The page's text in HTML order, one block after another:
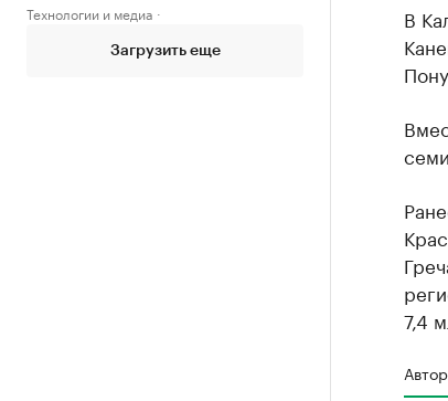
Технологии и медиа
Загрузить еще
В
7,4